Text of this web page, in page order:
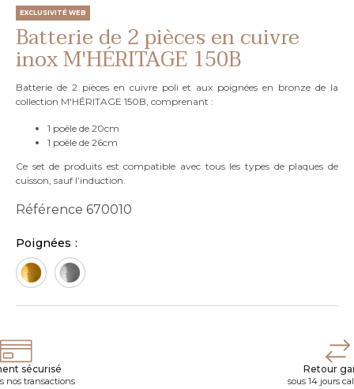
EXCLUSIVITÉ WEB
Batterie de 2 pièces en cuivre
inox M'HÉRITAGE 150B
Batterie de 2 pièces en cuivre poli et aux poignées en bronze de la
collection M'HÉRITAGE 150B, comprenant :
1 poêle de 20cm
1 poêle de 26cm
Ce set de produits est compatible avec tous les types de plaques de
cuisson, sauf l’induction.
Référence 670010
Poignées :
sécurisé
nos transactions
Retour
sous 14 jours